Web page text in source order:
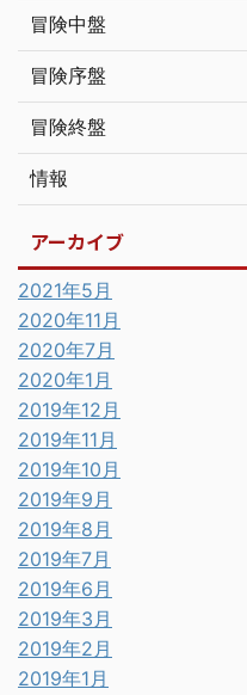
冒険中盤
冒険序盤
冒険終盤
情報
アーカイブ
2021年5月
2020年11月
2020年7月
2020年1月
2019年12月
2019年11月
2019年10月
2019年9月
2019年8月
2019年7月
2019年6月
2019年3月
2019年2月
2019年1月